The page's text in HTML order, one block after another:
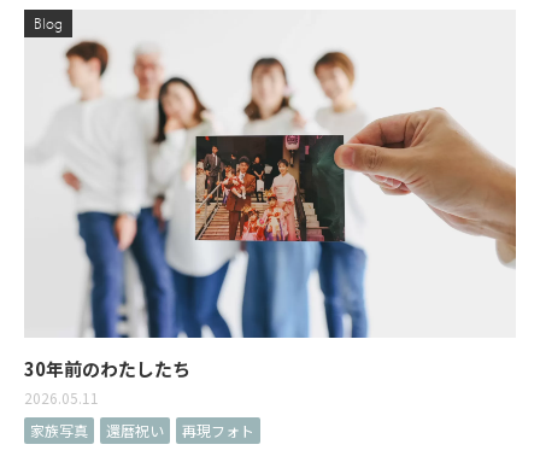
Blog
30年前のわたしたち
2026.05.11
家族写真
還暦祝い 再現フォト